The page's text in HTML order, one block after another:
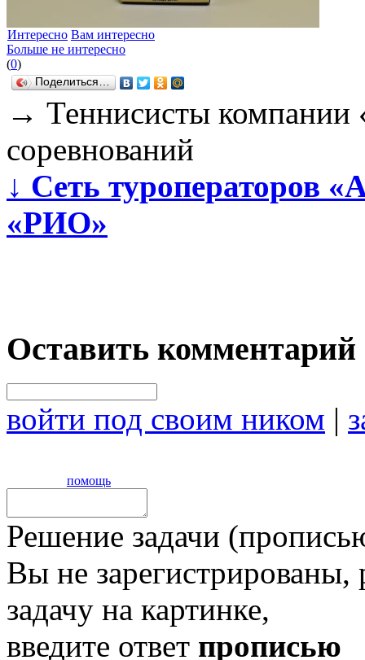
Интересно Вам интересно
Больше не интересно
(0)
Поделиться…
→ Теннисисты
соревнований
↓ Сеть туроператоров
«РИО»
Оставить комментарий
войти под своим ником |
помощь
Решение задачи
Вы не
задачу на картинке,
введите ответ прописью